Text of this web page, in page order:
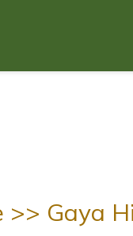
>> Gaya